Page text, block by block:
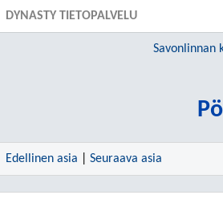
DYNASTY TIETOPALVELU
Savonlinnan
Edellinen asia Seuraava asia